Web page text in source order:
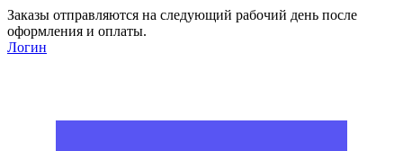
Заказы отправляются на следующий рабочий день после
оформления и оплаты.
Логин